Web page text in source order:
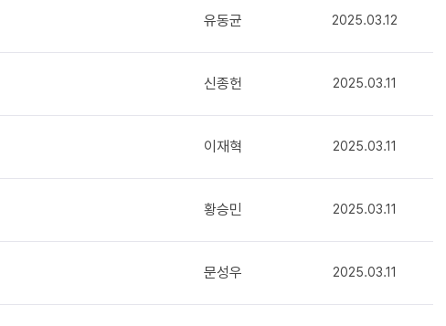
유동균 2025.03.12
신종헌 2025.03.11
이재혁 2025.03.11
황승민 2025.03.11
문성우 2025.03.11